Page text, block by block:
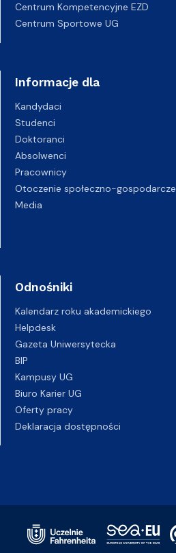
Centrum Kompetencyjne EZD
Centrum Sportowe UG
Informacje dla
Kandydaci
Studenci
Doktoranci
Absolwenci
Pracownicy
Otoczenie społeczno-gospodarcze
Media
Odnośniki
Kalendarz roku akademickiego
Helpdesk
Gazeta Uniwersytecka
BIP
Kampusy UG
Biuro Karier UG
Oferty pracy
Deklaracja dostępności